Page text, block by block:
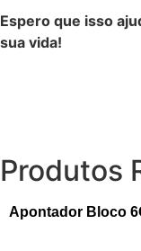
Espero que isso
sua vida!
Produtos
Apontador Bloco